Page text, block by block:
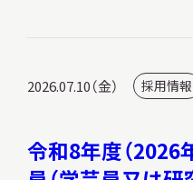
2026.07.10（金） 採用情報
令和8年度（2026